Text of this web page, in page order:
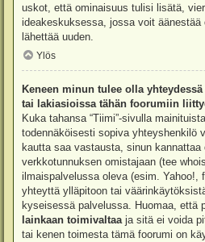
uskot, että ominaisuus tulisi lisätä,
ideakeskuksessa , jossa voit
lähettää uuden.
Ylös
Keneen minun tulee olla
tai lakiasioissa tähän foorumiin
Kuka tahansa “Tiimi”-sivulla
todennäköisesti sopiva yhteyshenkilö
kautta saa vastausta, sinun
verkkotunnuksen omistajaan (tee
ilmaispalvelussa oleva (esim. Yahoo!,
yhteyttä ylläpitoon tai
kyseisessä palvelussa. Huomaa, että
lainkaan toimivaltaaja sitä ei voida
tai kenen toimesta tämä foorumi on